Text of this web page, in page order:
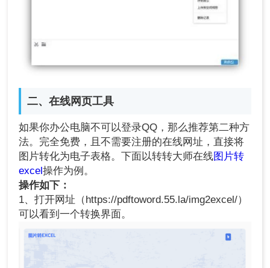
二、在线网页工具
如果你办公电脑不可以登录QQ，那么推荐第二种方
法。完全免费，且不需要注册的在线网址，直接将
图片转化为电子表格。下面以转转大师在线图片转
excel操作为例。
操作如下：
1、打开网址（https://pdftoword.55.la/img2excel/）
可以看到一个转换界面。